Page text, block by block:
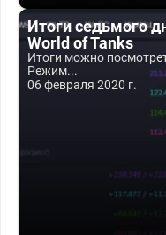
Итоги седьмого
World of Tanks
Итоги можно
Режим...
06 февраля 2020 г.